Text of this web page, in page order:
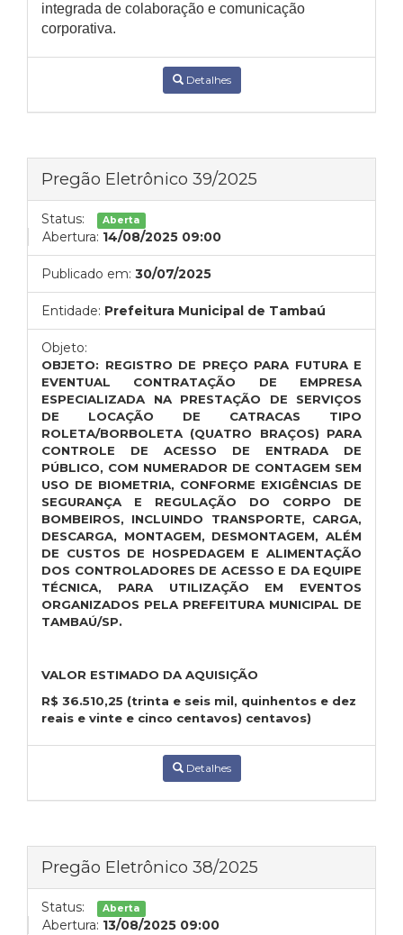
integrada de colaboração e comunicação
corporativa.
Detalhes
Pregão Eletrônico 39/2025
Status: Aberta
Abertura: 14/08/2025 09:00
Publicado em: 30/07/2025
Entidade: Prefeitura Municipal de Tambaú
Objeto:
OBJETO: REGISTRO DE PREÇO PARA FUTURA E
EVENTUAL CONTRATAÇÃO DE EMPRESA
ESPECIALIZADA NA PRESTAÇÃO DE SERVIÇOS
DE LOCAÇÃO DE CATRACAS TIPO
ROLETA/BORBOLETA (QUATRO BRAÇOS) PARA
CONTROLE DE ACESSO DE ENTRADA DE
PÚBLICO, COM NUMERADOR DE CONTAGEM SEM
USO DE BIOMETRIA, CONFORME EXIGÊNCIAS DE
SEGURANÇA E REGULAÇÃO DO CORPO DE
BOMBEIROS, INCLUINDO TRANSPORTE, CARGA,
DESCARGA, MONTAGEM, DESMONTAGEM, ALÉM
DE CUSTOS DE HOSPEDAGEM E ALIMENTAÇÃO
DOS CONTROLADORES DE ACESSO E DA EQUIPE
TÉCNICA, PARA UTILIZAÇÃO EM EVENTOS
ORGANIZADOS PELA PREFEITURA MUNICIPAL DE
TAMBAÚ/SP.
VALOR ESTIMADO DA AQUISIÇÃO
R$ 36.510,25 (trinta e seis mil, quinhentos e dez
reais e vinte e cinco centavos) centavos)
Detalhes
Pregão Eletrônico 38/2025
Status: Aberta
Abertura: 13/08/2025 09:00